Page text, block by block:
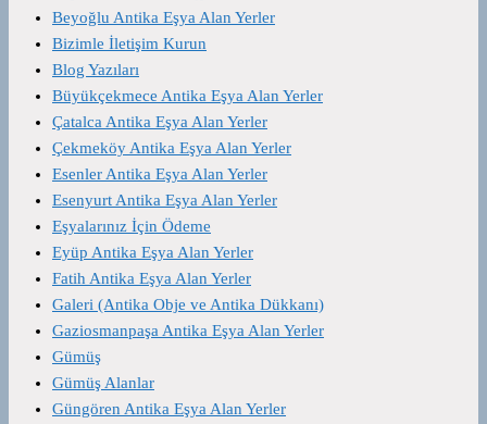
Beyoğlu Antika Eşya Alan Yerler
Bizimle İletişim Kurun
Blog Yazıları
Büyükçekmece Antika Eşya Alan Yerler
Çatalca Antika Eşya Alan Yerler
Çekmeköy Antika Eşya Alan Yerler
Esenler Antika Eşya Alan Yerler
Esenyurt Antika Eşya Alan Yerler
Eşyalarınız İçin Ödeme
Eyüp Antika Eşya Alan Yerler
Fatih Antika Eşya Alan Yerler
Galeri (Antika Obje ve Antika Dükkanı)
Gaziosmanpaşa Antika Eşya Alan Yerler
Gümüş
Gümüş Alanlar
Güngören Antika Eşya Alan Yerler